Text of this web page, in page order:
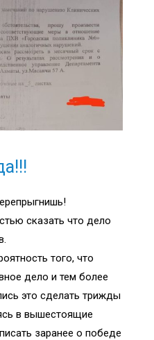
сказать что дело
того, что
дело и тем более
это сделать трижды
в вышестоящие
заранее о победе